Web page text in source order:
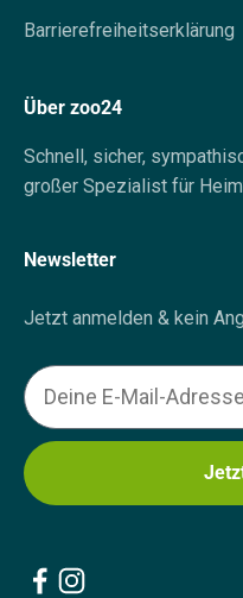
Barrierefreiheitserklärung
Über zoo24
Schnell, sicher,
großer Spezialist für
Newsletter
Jetzt anmelden & kein
Email